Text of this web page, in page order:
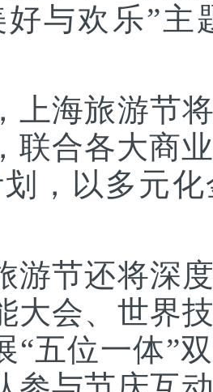
与欢乐”主
海旅游节将
联合各大商
，以多元
节还将深度
大会、世界
“五位一体”